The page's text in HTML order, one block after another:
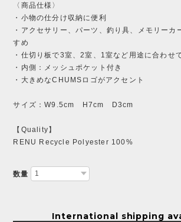
〈商品仕様〉
・小物の仕分け収納に便利
・アクセサリー、パーツ、釣り具、メモリーカ
すめ
・仕切り板で3室、2室、1室など用途に合わせ
・内側：メッシュポケット付き
・大きめなCHUMSロゴがアクセント
サイズ：W9.5cm H7cm D3cm
【Quality】
RENU Recycle Polyester 100%
数量
International shipping